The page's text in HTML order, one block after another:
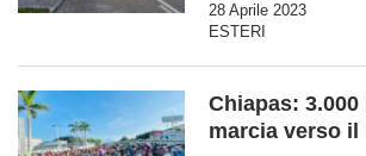
28 Aprile 2023
ESTERI
Chiapas:
marcia verso il